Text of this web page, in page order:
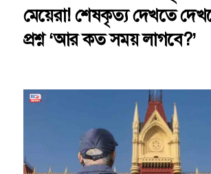
মেয়েরা! শেষকৃত্য দেখতে
প্রশ্ন ‘আর কত সময় লাগবে?’